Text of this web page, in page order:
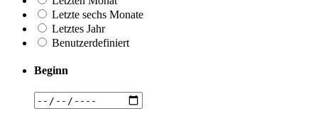
Letzte sechs Monate
Letztes Jahr
Benutzerdefiniert
Beginn